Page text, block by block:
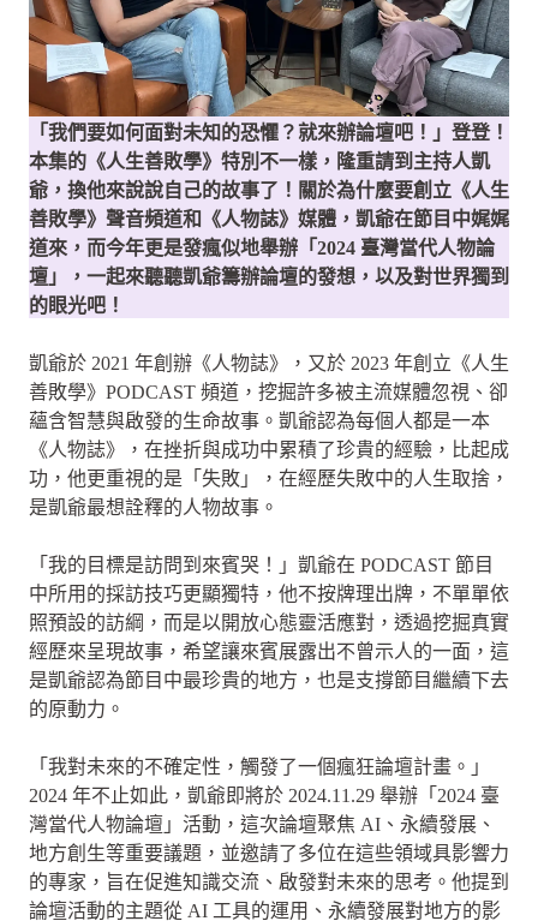
「我們要如何面對未知的恐懼？就來辦論壇吧！」登登！
本集的《人生善敗學》特別不一樣，隆重請到主持人凱
爺，換他來說說自己的故事了！關於為什麼要創立《人生
善敗學》聲音頻道和《人物誌》媒體，凱爺在節目中娓娓
道來，而今年更是發瘋似地舉辦「2024 臺灣當代人物論
壇」，一起來聽聽凱爺籌辦論壇的發想，以及對世界獨到
的眼光吧！
凱爺於 2021 年創辦《人物誌》，又於 2023 年創立《人生
善敗學》PODCAST 頻道，挖掘許多被主流媒體忽視、卻
蘊含智慧與啟發的生命故事。凱爺認為每個人都是一本
《人物誌》，在挫折與成功中累積了珍貴的經驗，比起成
功，他更重視的是「失敗」，在經歷失敗中的人生取捨，
是凱爺最想詮釋的人物故事。
「我的目標是訪問到來賓哭！」凱爺在 PODCAST 節目
中所用的採訪技巧更顯獨特，他不按牌理出牌，不單單依
照預設的訪綱，而是以開放心態靈活應對，透過挖掘真實
經歷來呈現故事，希望讓來賓展露出不曾示人的一面，這
是凱爺認為節目中最珍貴的地方，也是支撐節目繼續下去
的原動力。
「我對未來的不確定性，觸發了一個瘋狂論壇計畫。」
2024 年不止如此，凱爺即將於 2024.11.29 舉辦「2024 臺
灣當代人物論壇」活動，這次論壇聚焦 AI、永續發展、
地方創生等重要議題，並邀請了多位在這些領域具影響力
的專家，旨在促進知識交流、啟發對未來的思考。他提到
論壇活動的主題從 AI 工具的運用、永續發展對地方的影